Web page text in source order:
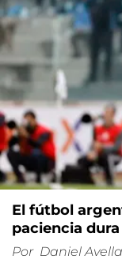
El fútbol
paciencia
Por Daniel